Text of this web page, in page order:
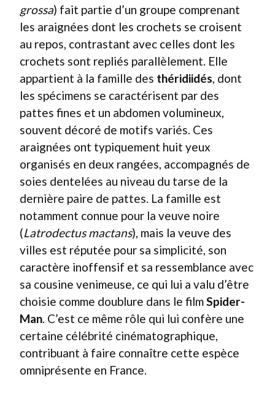
grossa) fait partie d’un groupe comprenant
les araignées dont les crochets se croisent
au repos, contrastant avec celles dont les
crochets sont repliés parallèlement. Elle
appartient à la famille des théridiidés , dont
les spécimens se caractérisent par des
pattes fines et un abdomen volumineux,
souvent décoré de motifs variés. Ces
araignées ont typiquement huit yeux
organisés en deux rangées, accompagnés de
soies dentelées au niveau du tarse de la
dernière paire de pattes. La famille est
notamment connue pour la veuve noire
(Latrodectus mactans), mais la veuve des
villes est réputée pour sa simplicité, son
caractère inoffensif et sa ressemblance avec
sa cousine venimeuse, ce qui lui a valu d’être
choisie comme doublure dans le film Spider-
Man . C’est ce même rôle qui lui confère une
certaine célébrité cinématographique,
contribuant à faire connaître cette espèce
omniprésente en France.